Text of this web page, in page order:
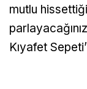
mutlu
Kıyafet